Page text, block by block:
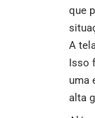
que
A
Isso
uma
alta